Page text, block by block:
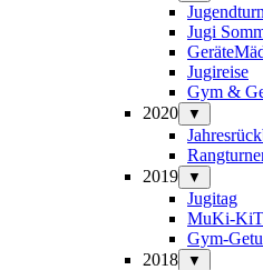
Jugi
Jugireise
Gym &
2020
▼
2019
▼
Jugitag
MuKi-
Gym-
2018
▼